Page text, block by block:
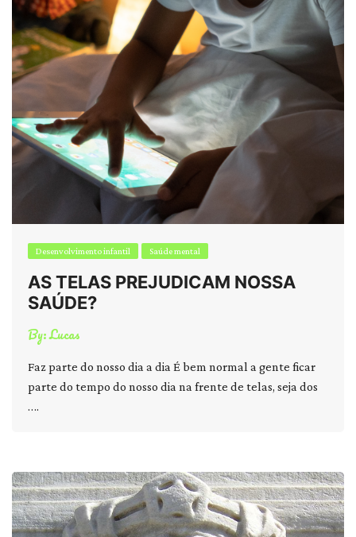
Desenvolvimento infantil Saúde mental
AS TELAS PREJUDICAM NOSSA
SAÚDE?
By:Lucas
Faz parte do nosso dia a dia É bem normal a gente ficar
parte do tempo do nosso dia na frente de telas, seja dos
….